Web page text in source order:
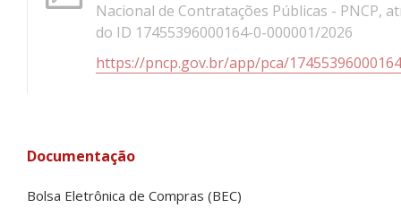
Nacional de Contratações Públicas - PNCP,
do ID 17455396000164-0-000001/2026
https://pncp.gov.br/app/pca/
Documentação
Bolsa Eletrônica de Compras (BEC)